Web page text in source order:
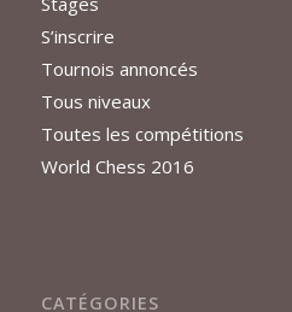
S’inscrire
Tournois annoncés
Tous niveaux
Toutes les compétitions
World Chess 2016
CATÉGORIES